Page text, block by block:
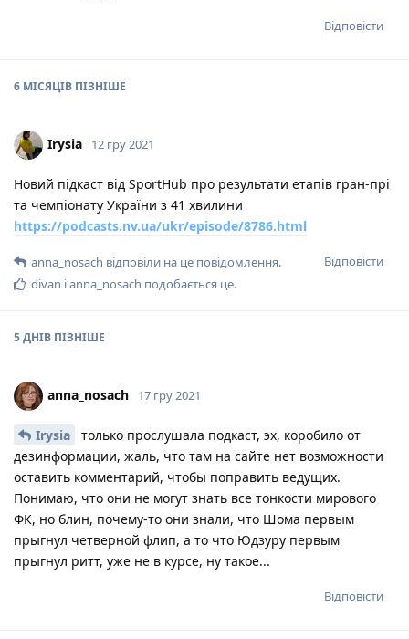
Відповісти
6 МІСЯЦІВ ПІЗНІШЕ
Irysia 12 гру 2021
Новий підкаст від SportHub про результати етапів гран-прі
та чемпіонату України з 41 хвилини
https://podcasts.nv.ua/ukr/episode/8786.html
Відповісти
anna_nosach відповіли на це повідомлення.
divan іanna_nosach подобається це.
5 ДНІВ ПІЗНІШЕ
anna_nosach 17 гру 2021
Irysia
только прослушала подкаст, эх, коробило от
дезинформации, жаль, что там на сайте нет возможности
оставить комментарий, чтобы поправить ведущих.
Понимаю, что они не могут знать все тонкости мирового
ФК, но блин, почему-то они знали, что Шома первым
прыгнул четверной флип, а то что Юдзуру первым
прыгнул ритт, уже не в курсе, ну такое...
Відповісти